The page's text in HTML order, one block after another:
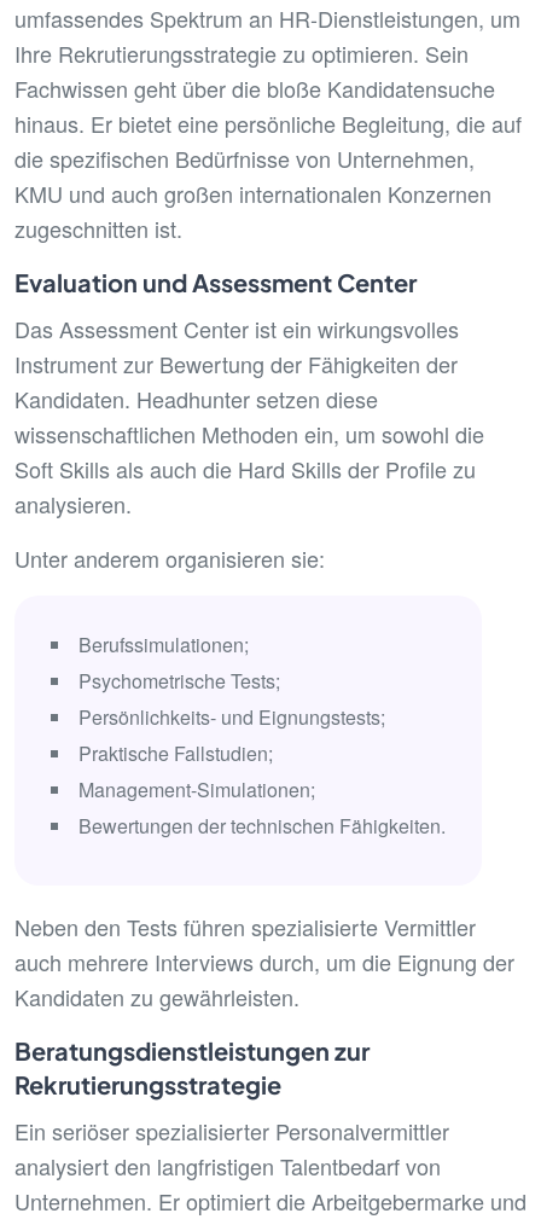
umfassendes Spektrum an HR-Dienstleistungen, um
Ihre Rekrutierungsstrategie zu optimieren. Sein
Fachwissen geht über die bloße Kandidatensuche
hinaus. Er bietet eine persönliche Begleitung, die auf
die spezifischen Bedürfnisse von Unternehmen,
KMU und auch großen internationalen Konzernen
zugeschnitten ist.
Evaluation und Assessment Center
Das Assessment Center ist ein wirkungsvolles
Instrument zur Bewertung der Fähigkeiten der
Kandidaten. Headhunter setzen diese
wissenschaftlichen Methoden ein, um sowohl die
Soft Skills als auch die Hard Skills der Profile zu
analysieren.
Unter anderem organisieren sie:
Berufssimulationen;
Psychometrische Tests;
Persönlichkeits- und Eignungstests;
Praktische Fallstudien;
Management-Simulationen;
Bewertungen der technischen Fähigkeiten.
Neben den Tests führen spezialisierte Vermittler
auch mehrere Interviews durch, um die Eignung der
Kandidaten zu gewährleisten.
Beratungsdienstleistungen zur
Rekrutierungsstrategie
Ein seriöser spezialisierter Personalvermittler
analysiert den langfristigen Talentbedarf von
Unternehmen. Er optimiert die Arbeitgebermarke und